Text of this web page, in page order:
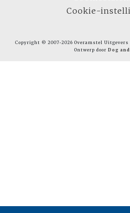
Cookie-
Copyright © 2007-2026 Overamstel
Ontwerp door Dog